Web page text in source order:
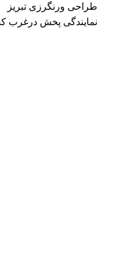
طراحی ورنگرزی تبریز
نمایندگی پخش درغرب